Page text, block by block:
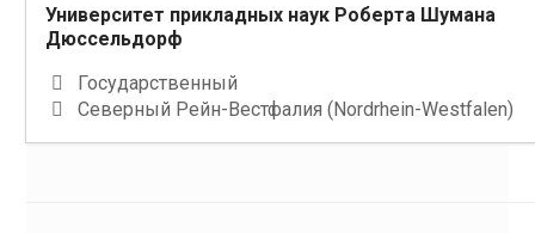
Университет прикладных наук Роберта Шумана
Дюссельдорф
Государственный
Северный Рейн-Вестфалия (Nordrhein-Westfalen)